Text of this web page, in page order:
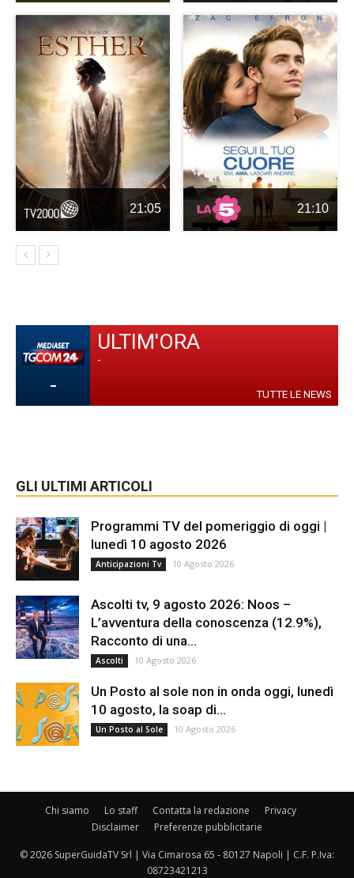
21:05 21:10
-
ULTIM'ORA
-
TUTTE LE NEWS
GLI ULTIMI ARTICOLI
Programmi TV del pomeriggio di oggi |
lunedì 10 agosto 2026
Anticipazioni Tv 10 Agosto 2026
Ascolti tv, 9 agosto 2026: Noos –
L’avventura della conoscenza (12.9%),
Racconto di una...
Ascolti 10 Agosto 2026
Un Posto al sole non in onda oggi, lunedì
10 agosto, la soap di...
Un Posto al Sole 10 Agosto 2026
Chi siamo Lo staff Contatta la redazione
Privacy
Disclaimer
Preferenze pubblicitarie
© 2026 SuperGuidaTV Srl | Via Cimarosa 65 - 80127 Napoli | C.F. P.Iva:
08723421213